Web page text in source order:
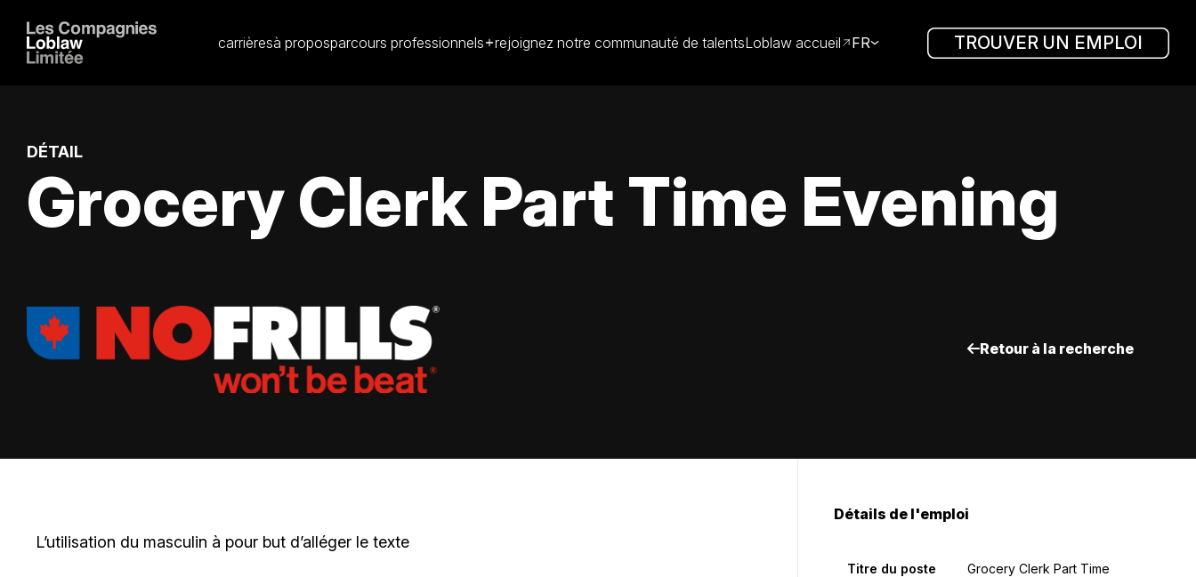
carrièresà proposparcours professionnels rejoignez notre communauté de talentsLoblaw accueil FR TROUVER UN EMPLOI
DÉTAIL
Grocery Clerk Part Time Evening
Retour à la recherche
L’utilisation du masculin à pour but d’alléger le texte
Détails de l'emploi
Titre du poste
Grocery Clerk Part Time